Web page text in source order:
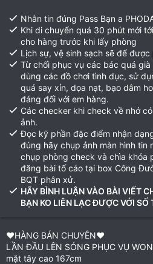
Nhắn tin đúng Pass Bạn a
Khi di chuyển quá 30 phút mới
cho hàng trước khi lấy phòng
Lịch sự, vệ sinh sạch sẽ để
Từ chối phục vụ các bác quá
dùng các đồ chơi tình dục, sử
quá say xỉn, dọa nạt, bạo dâm
đáng đối với em hàng.
Các checker khi check về nhớ
ảnh.
Đọc kỹ phần đặc điểm nhận
đúng hãy chụp ảnh màn hình tin
chụp phòng check và chìa khóa
đăng bài tố cáo tại box Công
BQT phân xử.
HÃY BÌNH LUẬN VÀO BÀI VIẾT
BẠN KO LIÊN LẠC ĐƯỢC VỚI SỐ
❤HÀNG BÁN CHUYÊN❤️
LẦN ĐẦU LÊN SÓNG PHỤC VỤ
mặt tây cao 167cm